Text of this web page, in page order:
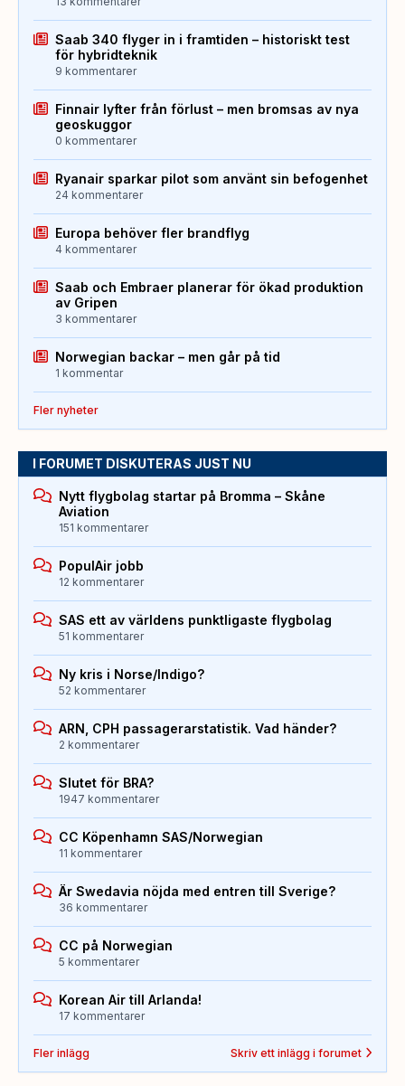
Saab 340 flyger in i framtiden – historiskt test
för hybridteknik
9 kommentarer
Finnair lyfter från förlust – men bromsas av nya
geoskuggor
0 kommentarer
Ryanair sparkar pilot som använt sin befogenhet
24 kommentarer
Europa behöver fler brandflyg
4 kommentarer
Saab och Embraer planerar för ökad produktion
av Gripen
3 kommentarer
Norwegian backar – men går på tid
1 kommentar
Fler nyheter
I FORUMET DISKUTERAS JUST NU
Nytt flygbolag startar på Bromma – Skåne
Aviation
151 kommentarer
PopulAir jobb
12 kommentarer
SAS ett av världens punktligaste flygbolag
51 kommentarer
Ny kris i Norse/Indigo?
52 kommentarer
ARN, CPH passagerarstatistik. Vad händer?
2 kommentarer
Slutet för BRA?
1947 kommentarer
CC Köpenhamn SAS/Norwegian
11 kommentarer
Är Swedavia nöjda med entren till Sverige?
36 kommentarer
CC på Norwegian
5 kommentarer
Korean Air till Arlanda!
17 kommentarer
Fler inlägg Skriv ett inlägg i forumet